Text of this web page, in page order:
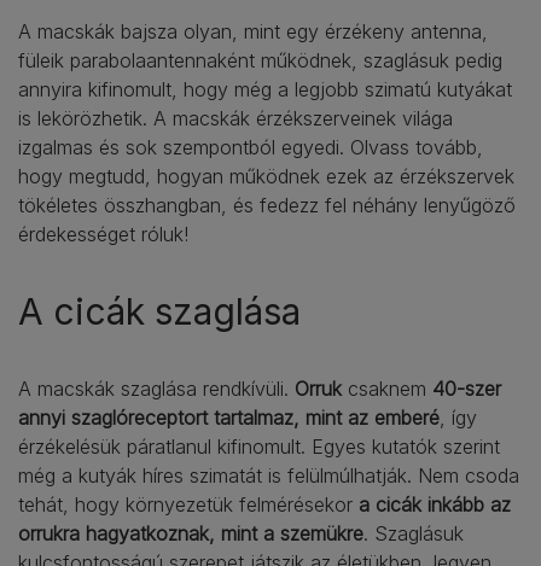
A macskák bajsza olyan, mint egy érzékeny antenna,
füleik parabolaantennaként működnek, szaglásuk pedig
annyira kifinomult, hogy még a legjobb szimatú kutyákat
is lekörözhetik. A macskák érzékszerveinek világa
izgalmas és sok szempontból egyedi. Olvass tovább,
hogy megtudd, hogyan működnek ezek az érzékszervek
tökéletes összhangban, és fedezz fel néhány lenyűgöző
érdekességet róluk!
A cicák szaglása
A macskák szaglása rendkívüli. Orruk csaknem 40-szer
annyi szaglóreceptort tartalmaz, mint az emberé , így
érzékelésük páratlanul kifinomult. Egyes kutatók szerint
még a kutyák híres szimatát is felülmúlhatják. Nem csoda
tehát, hogy környezetük felmérésekor a cicák inkább az
orrukra hagyatkoznak, mint a szemükre. Szaglásuk